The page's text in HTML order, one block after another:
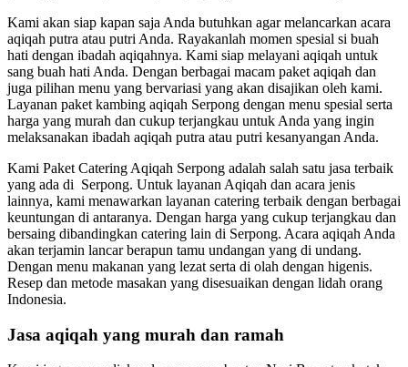
Kami akan siap kapan saja Anda butuhkan agar melancarkan acara
aqiqah putra atau putri Anda. Rayakanlah momen spesial si buah
hati dengan ibadah aqiqahnya. Kami siap melayani aqiqah untuk
sang buah hati Anda. Dengan berbagai macam paket aqiqah dan
juga pilihan menu yang bervariasi yang akan disajikan oleh kami.
Layanan paket kambing aqiqah Serpong dengan menu spesial serta
harga yang murah dan cukup terjangkau untuk Anda yang ingin
melaksanakan ibadah aqiqah putra atau putri kesanyangan Anda.
Kami Paket Catering Aqiqah Serpong adalah salah satu jasa terbaik
yang ada di Serpong. Untuk layanan Aqiqah dan acara jenis
lainnya, kami menawarkan layanan catering terbaik dengan berbagai
keuntungan di antaranya. Dengan harga yang cukup terjangkau dan
bersaing dibandingkan catering lain di Serpong. Acara aqiqah Anda
akan terjamin lancar berapun tamu undangan yang di undang.
Dengan menu makanan yang lezat serta di olah dengan higenis.
Resep dan metode masakan yang disesuaikan dengan lidah orang
Indonesia.
Jasa aqiqah yang murah dan ramah